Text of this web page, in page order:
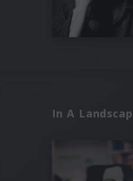
In A